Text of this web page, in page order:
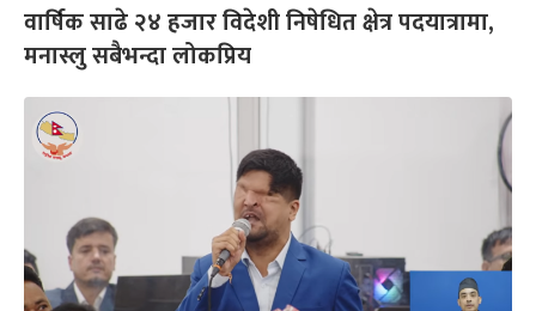
वार्षिक साढे २४ हजार विदेशी निषेधित क्षेत्र पदयात्रामा,
मनास्लु सबैभन्दा लोकप्रिय